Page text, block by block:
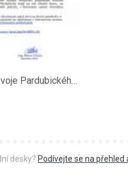
Program rozvoje Pardubického kraje 02092011
desky? Podívejte se na